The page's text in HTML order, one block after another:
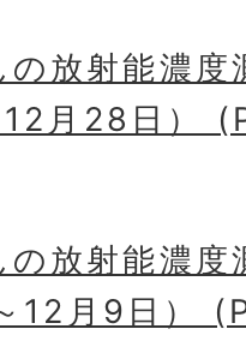
の放射能濃
月28日）
の放射能濃
12月9日）